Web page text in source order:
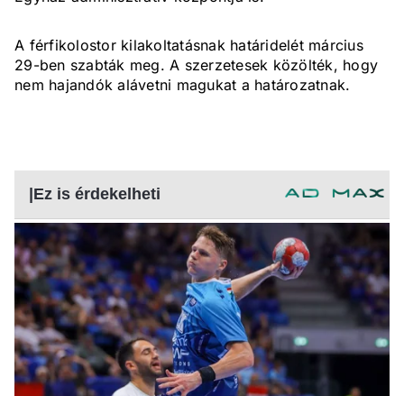
A férfikolostor kilakoltatásnak határidelét március
29-ben szabták meg. A szerzetesek közölték, hogy
nem hajandók alávetni magukat a határozatnak.